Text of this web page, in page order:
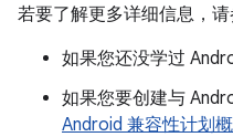
若要了解更多详细信息，
如果您还没学过
如果您要创建与
Android 兼容性计划